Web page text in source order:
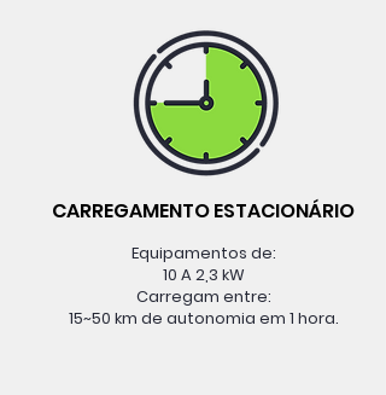
CARREGAMENTO ESTACIONÁRIO
Equipamentos de:
10 A 2,3 kW
Carregam entre:
15~50 km de autonomia em 1 hora.